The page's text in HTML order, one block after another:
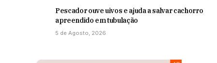
Pescador ouve uivos e ajuda a salvar cachorro
apreendido em tubulação
5 de Agosto, 2026